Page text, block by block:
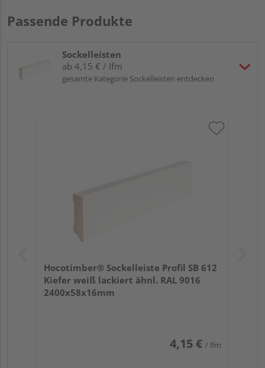
Passende Produkte
Sockelleisten
ab 4,15 € / lfm
gesamte Kategorie Sockelleisten entdecken
Hocotimber® Sockelleiste Profil SB 612
Kiefer weiß lackiert ähnl. RAL 9016
2400x58x16mm
4,15 € / lfm